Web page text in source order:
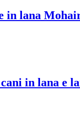
in lana
in lana e